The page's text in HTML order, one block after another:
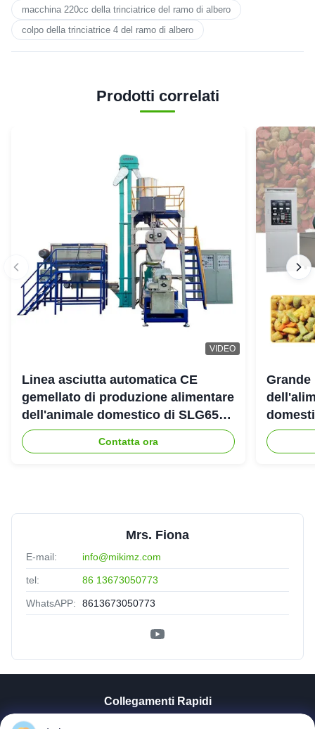
macchina 220cc della trinciatrice del ramo di albero
colpo della trinciatrice 4 del ramo di albero
Prodotti correlati
VIDEO
Linea asciutta automatica CE
gemellato di produzione alimentare
dell'animale domestico di SLG65
SLG70 dell'estrusore a vite di
parallelo
Contatta ora
Grande
Mrs. Fiona
E-mail: info@mikimz.com
tel: 86 13673050773
WhatsAPP: 8613673050773
Collegamenti Rapidi